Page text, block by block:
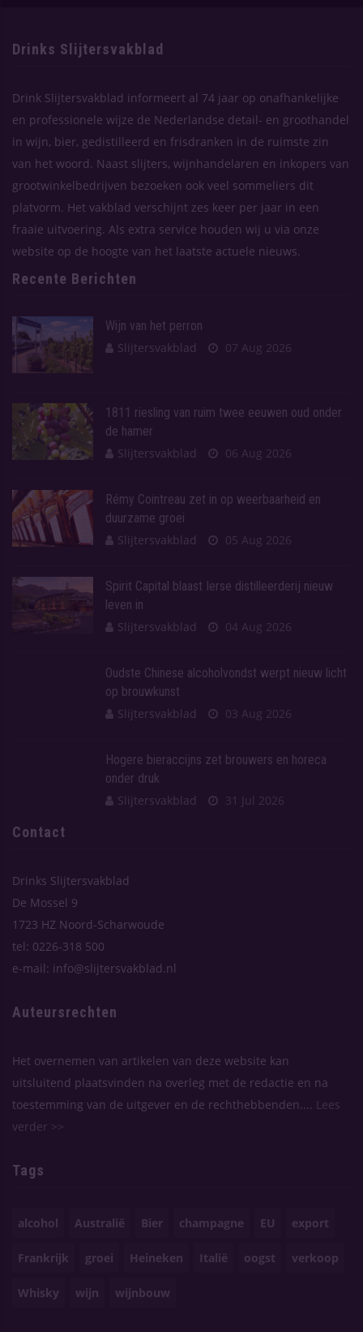
Drinks Slijtersvakblad
Drink Slijtersvakblad informeert al 74 jaar op onafhankelijke
en professionele wijze de Nederlandse detail- en groothandel
in wijn, bier, gedistilleerd en frisdranken in de ruimste zin
van het woord. Naast slijters, wijnhandelaren en inkopers van
grootwinkelbedrijven bezoeken ook veel sommeliers dit
platvorm. Het vakblad verschijnt zes keer per jaar in een
fraaie uitvoering. Als extra service houden wij u via onze
website op de hoogte van het laatste actuele nieuws.
Recente Berichten
Wijn van het perron
Slijtersvakblad
07 Aug 2026
1811 riesling van ruim twee eeuwen oud onder
de hamer
Slijtersvakblad
06 Aug 2026
Rémy Cointreau zet in op weerbaarheid en
duurzame groei
Slijtersvakblad
05 Aug 2026
Spirit Capital blaast Ierse distilleerderij nieuw
leven in
Slijtersvakblad
04 Aug 2026
Oudste Chinese alcoholvondst werpt nieuw licht
op brouwkunst
Slijtersvakblad
03 Aug 2026
Hogere bieraccijns zet brouwers en horeca
onder druk
Slijtersvakblad
31 Jul 2026
Contact
Drinks Slijtersvakblad
De Mossel 9
1723 HZ Noord-Scharwoude
tel: 0226-318 500
e-mail: info@slijtersvakblad.nl
Auteursrechten
Het overnemen van artikelen van deze website kan
uitsluitend plaatsvinden na overleg met de redactie en na
toestemming van de uitgever en de rechthebbenden....
Lees
verder >>
Tags
alcohol Australië Bier champagne EU export
Frankrijk groei Heineken Italië oogst verkoop
Whisky wijn wijnbouw